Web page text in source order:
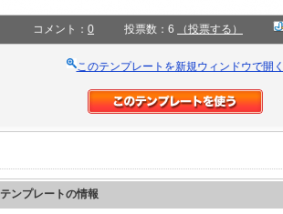
コメント： 0 投票数：6 （投票する）
このテンプレートを新規ウィンドウで開
テンプレートの情報